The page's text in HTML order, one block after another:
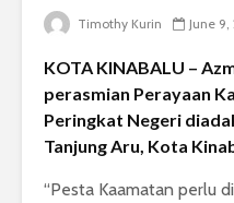
Timothy Kurin June 9,
KOTA KINABALU –
perasmian Perayaan
Peringkat Negeri
Tanjung Aru, Kota
“Pesta Kaamatan perlu